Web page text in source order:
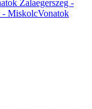
Zalaegerszeg -
- MiskolcVonatok